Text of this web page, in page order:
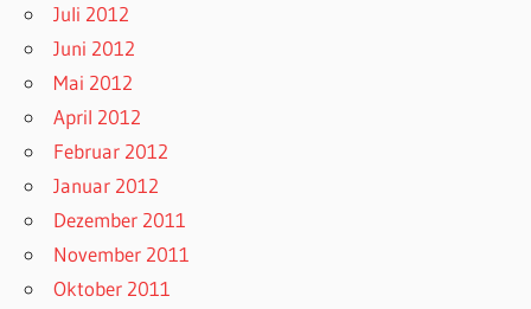
Juli 2012
Juni 2012
Mai 2012
April 2012
Februar 2012
Januar 2012
Dezember 2011
November 2011
Oktober 2011